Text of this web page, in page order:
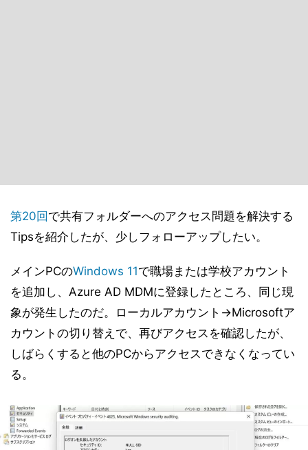
第20回 で共有フォルダーへのアクセス問題を解決する
Tipsを紹介したが、少しフォローアップしたい。
メインPCのWindows 11で職場または学校アカウント
を追加し、Azure AD MDMに登録したところ、同じ現
象が発生したのだ。ローカルアカウント→Microsoftア
カウントの切り替えで、再びアクセスを確認したが、
しばらくすると他のPCからアクセスできなくなってい
る。